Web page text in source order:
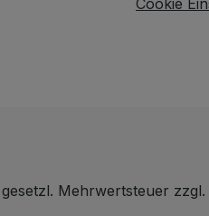
Cookie
Mehrwertsteuer zzgl.